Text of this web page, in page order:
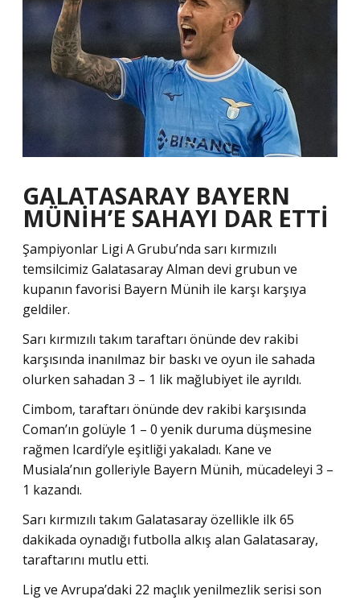
GALATASARAY BAYERN
MÜNİH’E SAHAYI DAR ETTİ
Şampiyonlar Ligi A Grubu’nda sarı kırmızılı
temsilcimiz Galatasaray Alman devi grubun ve
kupanın favorisi Bayern Münih ile karşı karşıya
geldiler.
Sarı kırmızılı takım taraftarı önünde dev rakibi
karşısında inanılmaz bir baskı ve oyun ile sahada
olurken sahadan 3 – 1 lik mağlubiyet ile ayrıldı.
Cimbom, taraftarı önünde dev rakibi karşısında
Coman’ın golüyle 1 – 0 yenik duruma düşmesine
rağmen Icardi’yle eşitliği yakaladı. Kane ve
Musiala’nın golleriyle Bayern Münih, mücadeleyi 3 –
1 kazandı.
Sarı kırmızılı takım Galatasaray özellikle ilk 65
dakikada oynadığı futbolla alkış alan Galatasaray,
taraftarını mutlu etti.
Lig ve Avrupa’daki 22 maçlık yenilmezlik serisi son